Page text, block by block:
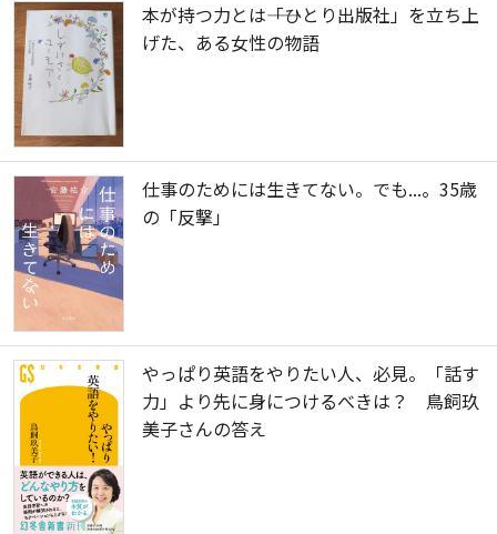
本が持つ力とは――「ひとり出版社」を立ち上
げた、ある女性の物語
仕事のためには生きてない。でも...。35歳
の「反撃」
やっぱり英語をやりたい人、必見。「話す
力」より先に身につけるべきは？ 鳥飼玖
美子さんの答え